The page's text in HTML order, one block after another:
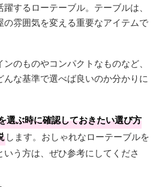
するローテーブル。テーブルは、
の雰囲気を変える重要なアイテムで
のものやコンパクトなものなど、
な基準で選べば良いのか分かりに
選ぶ時に確認しておきたい選び方
します。おしゃれなローテーブルを
う方は、ぜひ参考にしてくださ